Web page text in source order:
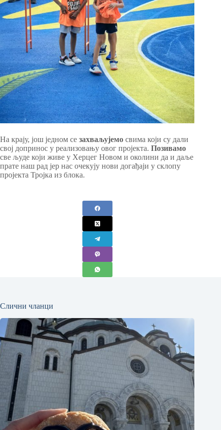
На крају, још једном се захваљујемо свима који су дали
свој допринос у реализовању овог пројекта. Позивамо
све људе који живе у Херцег Новом и околини да и даље
прате наш рад јер нас очекују нови догађаји у склопу
пројекта Тројка из блока.
Слични чланци